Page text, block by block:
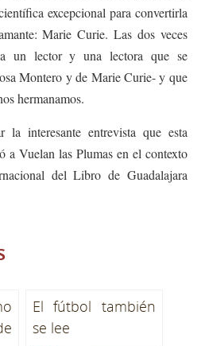
excepcional para convertirla
Marie Curie.Las dos veces
un lector y una lectora que se
Montero y de Marie Curie- y que
hermanamos.
la interesante entrevista que esta
a Vuelan las Plumas en el contexto
del Libro de Guadalajara
El fútbol también
se lee